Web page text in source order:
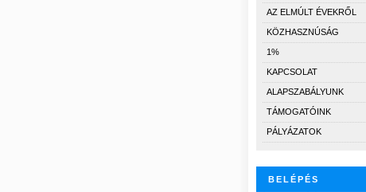
AZ ELMÚLT ÉVEKRŐL
KÖZHASZNÚSÁG
1%
KAPCSOLAT
ALAPSZABÁLYUNK
TÁMOGATÓINK
PÁLYÁZATOK
BELÉPÉS